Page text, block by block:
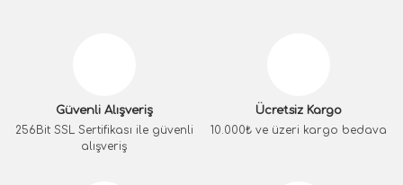
Güvenli Alışveriş
256Bit SSL Sertifikası ile güvenli
alışveriş
Ücretsiz Kargo
10.000₺ ve üzeri kargo bedava